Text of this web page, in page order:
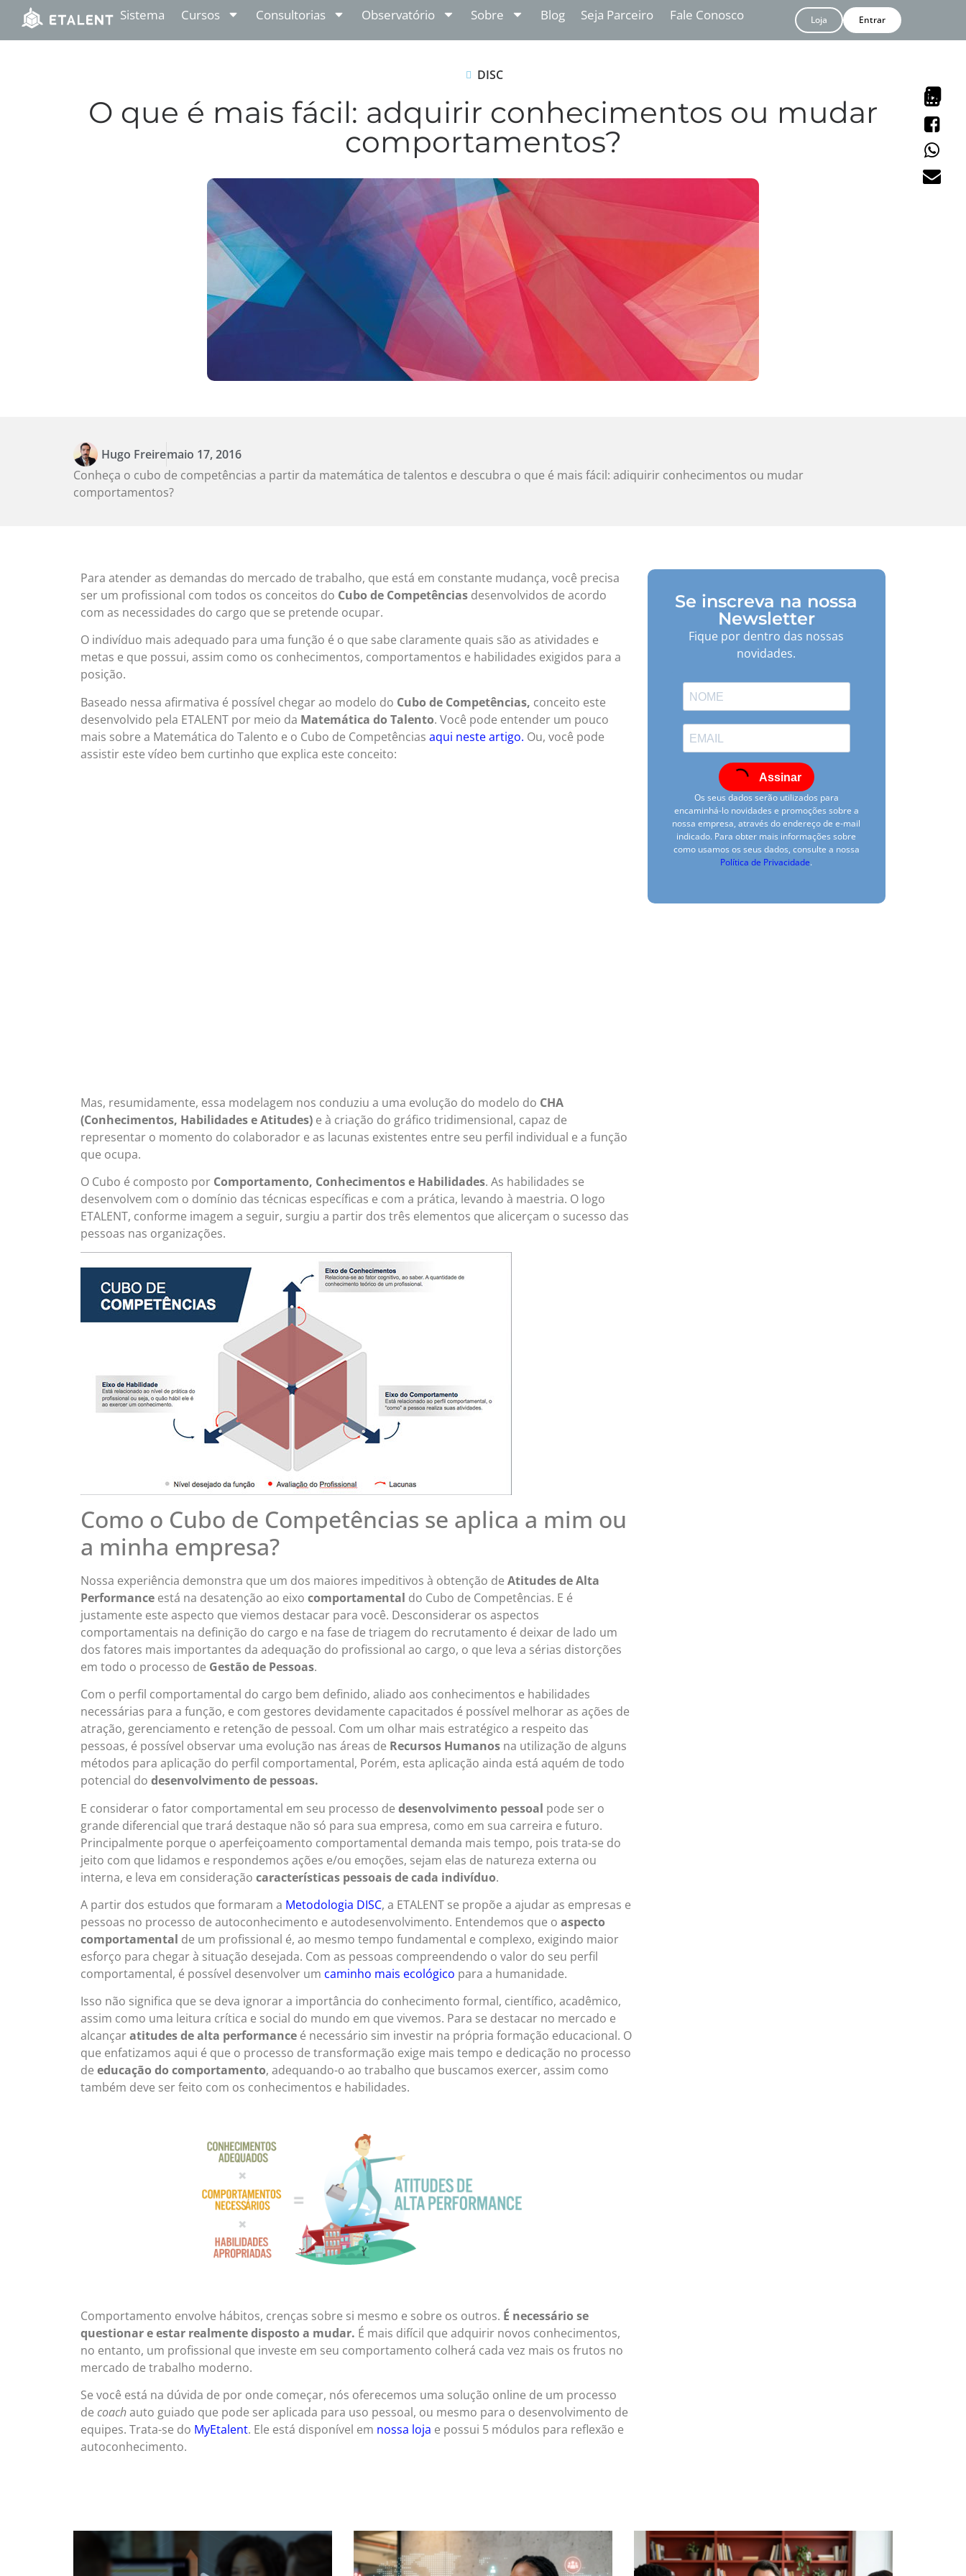
Sistema Cursos Consultorias Observatório Sobre Blog Seja Parceiro Fale Conosco Loja Entrar
DISC
O que é mais fácil: adquirir conhecimentos ou mudar
comportamentos?
Hugo Freiremaio 17, 2016
Conheça o cubo de competências a partir da matemática de talentos e descubra o que é mais fácil: adiquirir conhecimentos ou mudar
comportamentos?
Para atender as demandas do mercado de trabalho, que está em constante mudança, você precisa
ser um profissional com todos os conceitos do Cubo de Competências desenvolvidos de acordo
com as necessidades do cargo que se pretende ocupar.
O indivíduo mais adequado para uma função é o que sabe claramente quais são as atividades e
metas e que possui, assim como os conhecimentos, comportamentos e habilidades exigidos para a
posição.
Baseado nessa afirmativa é possível chegar ao modelo do Cubo de Competências, conceito este
desenvolvido pela ETALENT por meio da Matemática do Talento. Você pode entender um pouco
mais sobre a Matemática do Talento e o Cubo de Competências aqui neste artigo. Ou, você pode
assistir este vídeo bem curtinho que explica este conceito:
Mas, resumidamente, essa modelagem nos conduziu a uma evolução do modelo do CHA
(Conhecimentos, Habilidades e Atitudes) e à criação do gráfico tridimensional, capaz de
representar o momento do colaborador e as lacunas existentes entre seu perfil individual e a função
que ocupa.
O Cubo é composto por Comportamento, Conhecimentos e Habilidades. As habilidades se
desenvolvem com o domínio das técnicas específicas e com a prática, levando à maestria. O logo
ETALENT, conforme imagem a seguir, surgiu a partir dos três elementos que alicerçam o sucesso das
pessoas nas organizações.
Como o Cubo de Competências se aplica a mim ou
a minha empresa?
Nossa experiência demonstra que um dos maiores impeditivos à obtenção de Atitudes de Alta
Performance está na desatenção ao eixo comportamental do Cubo de Competências. E é
justamente este aspecto que viemos destacar para você. Desconsiderar os aspectos
comportamentais na definição do cargo e na fase de triagem do recrutamento é deixar de lado um
dos fatores mais importantes da adequação do profissional ao cargo, o que leva a sérias distorções
em todo o processo de Gestão de Pessoas.
Com o perfil comportamental do cargo bem definido, aliado aos conhecimentos e habilidades
necessárias para a função, e com gestores devidamente capacitados é possível melhorar as ações de
atração, gerenciamento e retenção de pessoal. Com um olhar mais estratégico a respeito das
pessoas, é possível observar uma evolução nas áreas de Recursos Humanos na utilização de alguns
métodos para aplicação do perfil comportamental, Porém, esta aplicação ainda está aquém de todo
potencial do desenvolvimento de pessoas.
E considerar o fator comportamental em seu processo de desenvolvimento pessoal pode ser o
grande diferencial que trará destaque não só para sua empresa, como em sua carreira e futuro.
Principalmente porque o aperfeiçoamento comportamental demanda mais tempo, pois trata-se do
jeito com que lidamos e respondemos ações e/ou emoções, sejam elas de natureza externa ou
interna, e leva em consideração características pessoais de cada indivíduo.
A partir dos estudos que formaram a Metodologia DISC, a ETALENT se propõe a ajudar as empresas e
pessoas no processo de autoconhecimento e autodesenvolvimento. Entendemos que o aspecto
comportamental de um profissional é, ao mesmo tempo fundamental e complexo, exigindo maior
esforço para chegar à situação desejada. Com as pessoas compreendendo o valor do seu perfil
comportamental, é possível desenvolver um caminho mais ecológico para a humanidade.
Isso não significa que se deva ignorar a importância do conhecimento formal, científico, acadêmico,
assim como uma leitura crítica e social do mundo em que vivemos. Para se destacar no mercado e
alcançaratitudes de alta performance é necessário sim investir na própria formação educacional. O
que enfatizamos aqui é que o processo de transformação exige mais tempo e dedicação no processo
de educação do comportamento, adequando-o ao trabalho que buscamos exercer, assim como
também deve ser feito com os conhecimentos e habilidades.
Comportamento envolve hábitos, crenças sobre si mesmo e sobre os outros. É necessário se
questionar e estar realmente disposto a mudar. É mais difícil que adquirir novos conhecimentos,
no entanto, um profissional que investe em seu comportamento colherá cada vez mais os frutos no
mercado de trabalho moderno.
Se você está na dúvida de por onde começar, nós oferecemos uma solução online de um processo
de coachauto guiado que pode ser aplicada para uso pessoal, ou mesmo para o desenvolvimento de
equipes. Trata-se do MyEtalent. Ele está disponível em nossa loja e possui 5 módulos para reflexão e
autoconhecimento.
Se inscreva na nossa
Newsletter
Fique por dentro das nossas
novidades.
Assinar
Os seus dados serão utilizados para
encaminhá-lo novidades e promoções sobre a
nossa empresa, através do endereço de e-mail
indicado. Para obter mais informações sobre
como usamos os seus dados, consulte a nossa
Política de Privacidade.